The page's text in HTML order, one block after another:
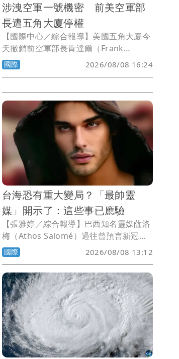
涉洩空軍一號機密 前美空軍部
長遭五角大廈停權
【國際中心／綜合報導】美國五角大廈今
天撤銷前空軍部長肯達爾（Frank
Kendall）的機密存取權限，並禁止他擔
任任何敏感職務，指控他向媒體洩漏有關
國際 2026/08/08 16:24
台海恐有重大變局？「最帥靈
媒」開示了：這些事已應驗
【張雅婷／綜合報導】巴西知名靈媒薩洛
梅（Athos Salomé）過往曾預言新冠肺
炎及伊莉莎白女王二世逝世而聲名大噪，
近日他宣稱，去年底公布的2026年預言2
件事已成真，另一項準備應驗，而他也點
名台海將出現重大變局。
國際 2026/08/08 13:12